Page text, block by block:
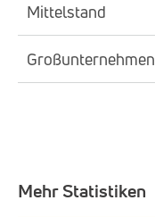
Mittelstand
Großunternehmen
Mehr Statistiken